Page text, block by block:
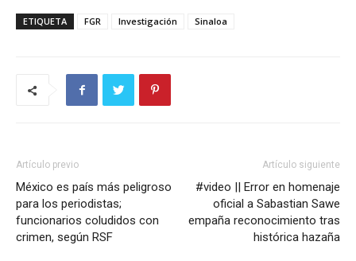
ETIQUETA FGR Investigación Sinaloa
Artículo previo
México es país más peligroso
para los periodistas;
funcionarios coludidos con
crimen, según RSF
Artículo siguiente
#video || Error en homenaje
oficial a Sabastian Sawe
empaña reconocimiento tras
histórica hazaña